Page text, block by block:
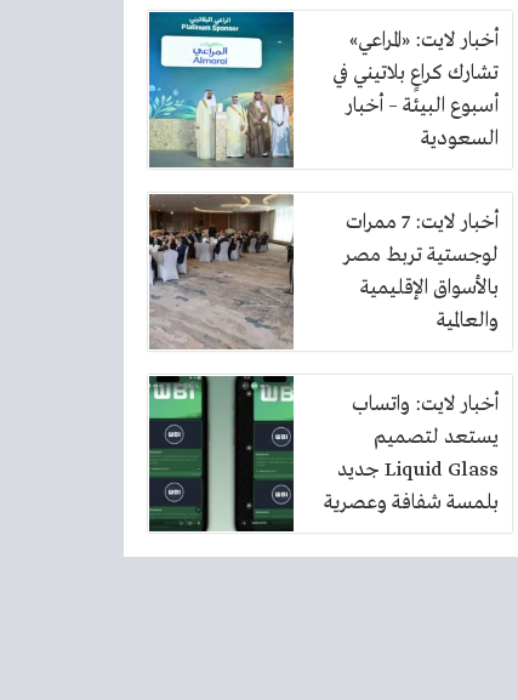
أخبار لايت: «المراعي»
تشارك كراعٍ بلاتيني في
أسبوع البيئة – أخبار
السعودية
أخبار لايت: 7 ممرات
لوجستية تربط مصر
بالأسواق الإقليمية
والعالمية
أخبار لايت: واتساب
يستعد لتصميم
Liquid Glass جديد
بلمسة شفافة وعصرية